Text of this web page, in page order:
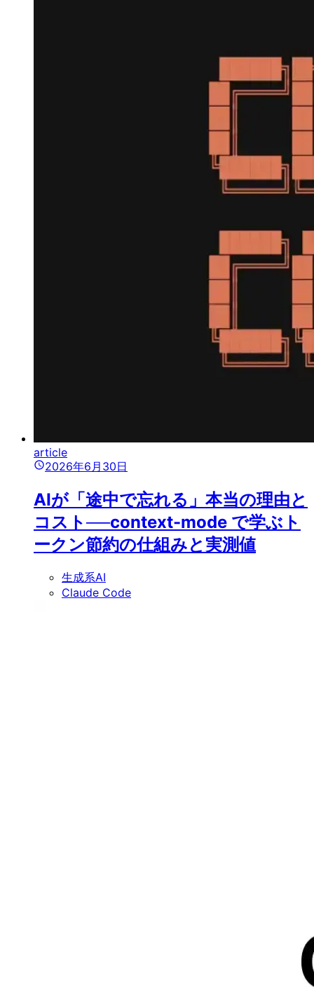
article
2026年6月30日
AIが「途中で忘れる」本当の理由と
コスト──context-mode で学ぶト
ークン節約の仕組みと実測値
生成系AI
Claude Code